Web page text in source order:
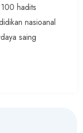
hadits
nasioanal
saing